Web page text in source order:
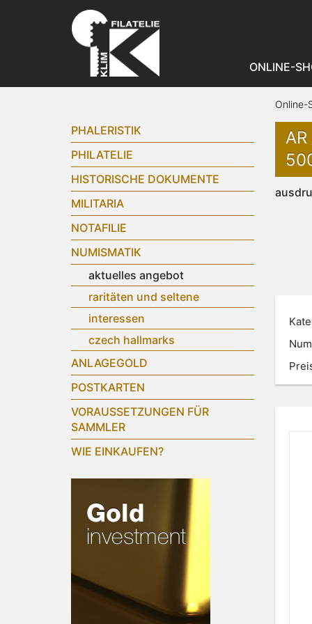
ONLINE-
PHALERISTIK
PHILATELIE
HISTORISCHE DOKUMENTE
MILITARIA
NOTAFILIE
NUMISMATIK
aktuelles angebot
raritäten und seltene
interessen
czech hallmarks
ANLAGEGOLD
POSTKARTEN
VORAUSSETZUNGEN FÜR
SAMMLER
WIE EINKAUFEN?
Online-